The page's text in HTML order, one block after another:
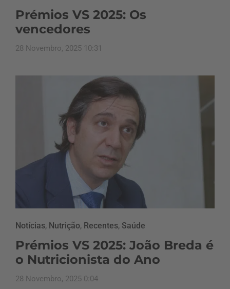
Prémios VS 2025: Os
vencedores
28 Novembro, 2025 10:31
Notícias, Nutrição, Recentes, Saúde
Prémios VS 2025: João Breda é
o Nutricionista do Ano
28 Novembro, 2025 0:04